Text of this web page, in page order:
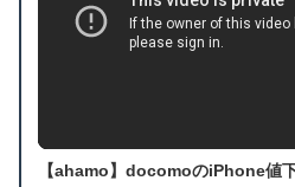
【ahamo】docomoのiPhone値